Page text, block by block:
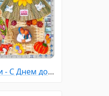
Праздники - С Днем домового